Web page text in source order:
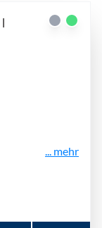
|
... mehr